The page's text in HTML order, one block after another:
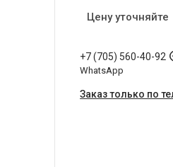
Цену уточняйте
+7 (705) 560-40-92
WhatsApp
Заказ только по